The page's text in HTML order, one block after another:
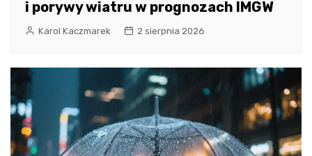
i porywy wiatru w prognozach IMGW
Karol Kaczmarek 2 sierpnia 2026